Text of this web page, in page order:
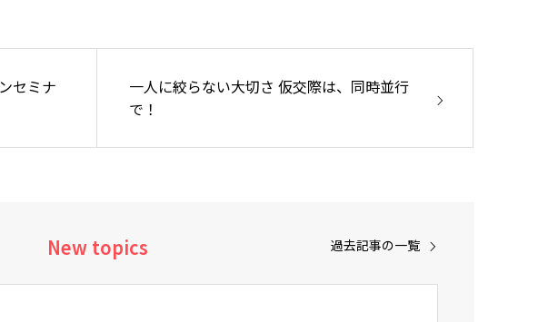
セミナ
一人に絞らない大切さ 仮交際は、同時並行
で！
New topics 過去記事の一覧